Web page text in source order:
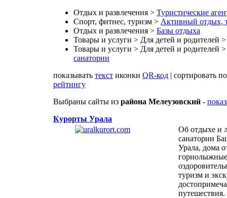
Отдых и развлечения > Туристические
Спорт, фитнес, туризм > Активный отдых,
Отдых и развлечения > Базы отдыха
Товары и услуги > Для детей и родителей
Товары и услуги > Для детей и родителей
санатории
показывать текст иконки QR-код | сортировать
рейтингу
Выбраны сайты из района Мелеузовский -
Курорты Урала
Об отдыхе и
санатории
Урала, дома
туризм и
путешествия.